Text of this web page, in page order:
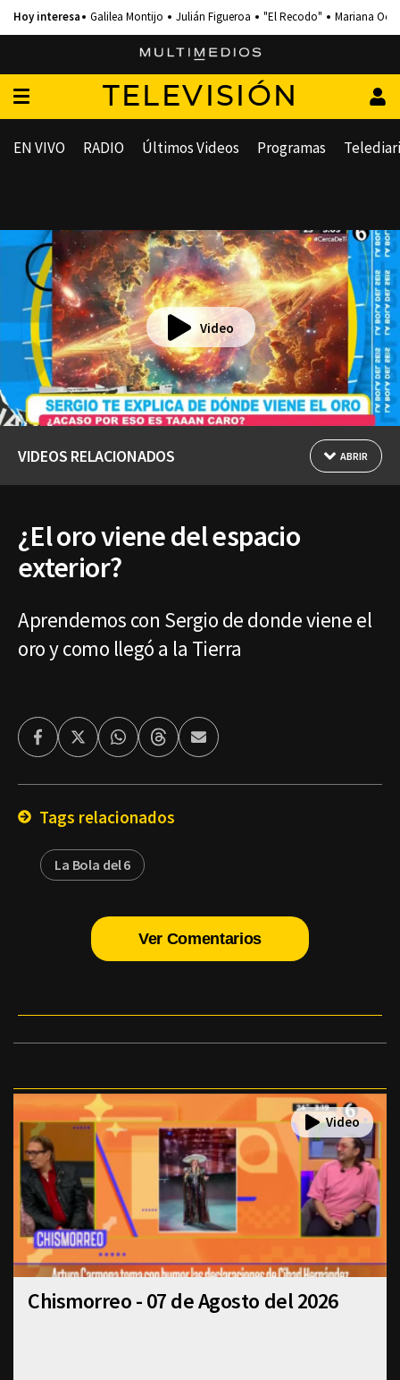
Galilea Montijo Julián Figueroa "El Recodo" Mariana
TELEVISIÓN
EN VIVO RADIO Últimos Videos Programas
Video
VIDEOS RELACIONADOS ABRIR
¿El oro viene del espacio
exterior?
Aprendemos con Sergio de donde viene el
oro y como llegó a la Tierra
FacebookTwitterWhatsappThreadsEnviar
por
Tags relacionados
La Bola del 6
Ver Comentarios
Chismorreo - 07 de Agosto del 2026